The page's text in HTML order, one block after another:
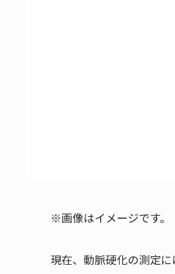
※画像はイメージです。
現在、動脈硬化の測定